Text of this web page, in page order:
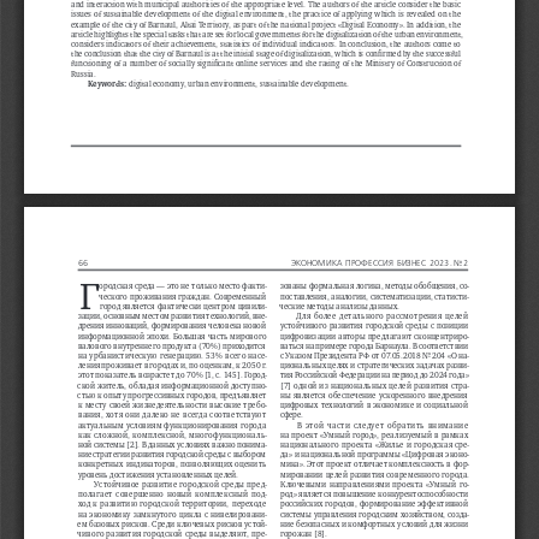
and interaction with municipal authorities of the appropriate level. The authors of the article consider the basic
issues of sustainable development of the digital environment, the practice of applying which is revealed on the
example of the city of Barnaul, Altai Territory, as part of the national project «Digital Economy». In addition, the
article highlights the special tasks that are set for local governments for the digitalization of the urban environment,
considers indicators of their achievement, statistics of individual indicators. In conclusion, the authors come to
the conclusion that the city of Barnaul is at the initial stage of digitalization, which is confirmed by the successful
functioning of a number of socially significant online services and the rating of the Ministry of Construction of
Russia.
Keywords: digital economy, urban environment, sustainable development.
66 Алтатйслк  игтоуддср  всеауд  2023. н 2
Городская среда — это не только место факти
ческого проживания граждан. Современный
город является фактически центром цивили
зации, основным местом развития технологий, вне
дрения инноваций, формирования человека новой
информационной эпохи. Большая часть мирового
валового внутреннего продукта (70 %) приходится
на урбанистическую генерацию. 53 % всего насе
ления проживает в городах и, по оценкам, к 2050 г.
этот показатель возрастет до 70 % [1, с. 145]. Город
ской житель, обладая информационной доступно
стью к опыту прогрессивных городов, предъявляет
к   месту своей жизнедеятельности высокие требо-
вания, хотя они далеко не всегда соответствуют
актуальным условиям функционирования города
как сложной, комплексной, многофункциональ
ной системы [2]. В данных условиях важно понима
ние стратегии развития городской среды с выбором
конкретных индикаторов, позволяющих оценить
уровень достижения установленных целей.
Устойчивое развитие городской среды пред
полагает  совершенно  новый  комплексный  под
ход к развитию городской территории, переходе
на экономику замкнутого цикла с нивелировани
ем базовых рисков. Среди ключевых рисков устой
чивого развития городской среды выделяют, пре
зованы формальная логика, методы обобщения, со-
поставления, аналогии, систематизации, статисти
ческие методы анализы данных.
Для  более  детального  рассмотрения  целей
устойчивого развития городской среды с позиции
цифровизации авторы предлагают сконцентриро
ваться на примере города Барнаула. В соответствии
с Указом Президента РФ от 07.05.2018 No 204 «О на
циональных целях и стратегических задачах разви
тия Российской Федерации на период до 2024 года»
[7] одной из национальных целей развития стра
ны является обеспечение ускоренного внедрения
цифровых технологий в экономике и социальной
сфере.
В  этой  части  следует  обратить  внимание
на проект «Умный город», реализуемый в рамках
национального проекта «Жилье и городская сре
да» и национальной программы «Цифровая эконо-
мика». Этот проект отличает комплексность в фор-
мировании целей развития современного города.
Ключевыми направлениями проекта «Умный го-
род» является повышение конкурентоспособности
российских городов, формирование эффективной
системы управления городским хозяйством, созда
ние безопасных и комфортных условий для жизни
горожан [8].